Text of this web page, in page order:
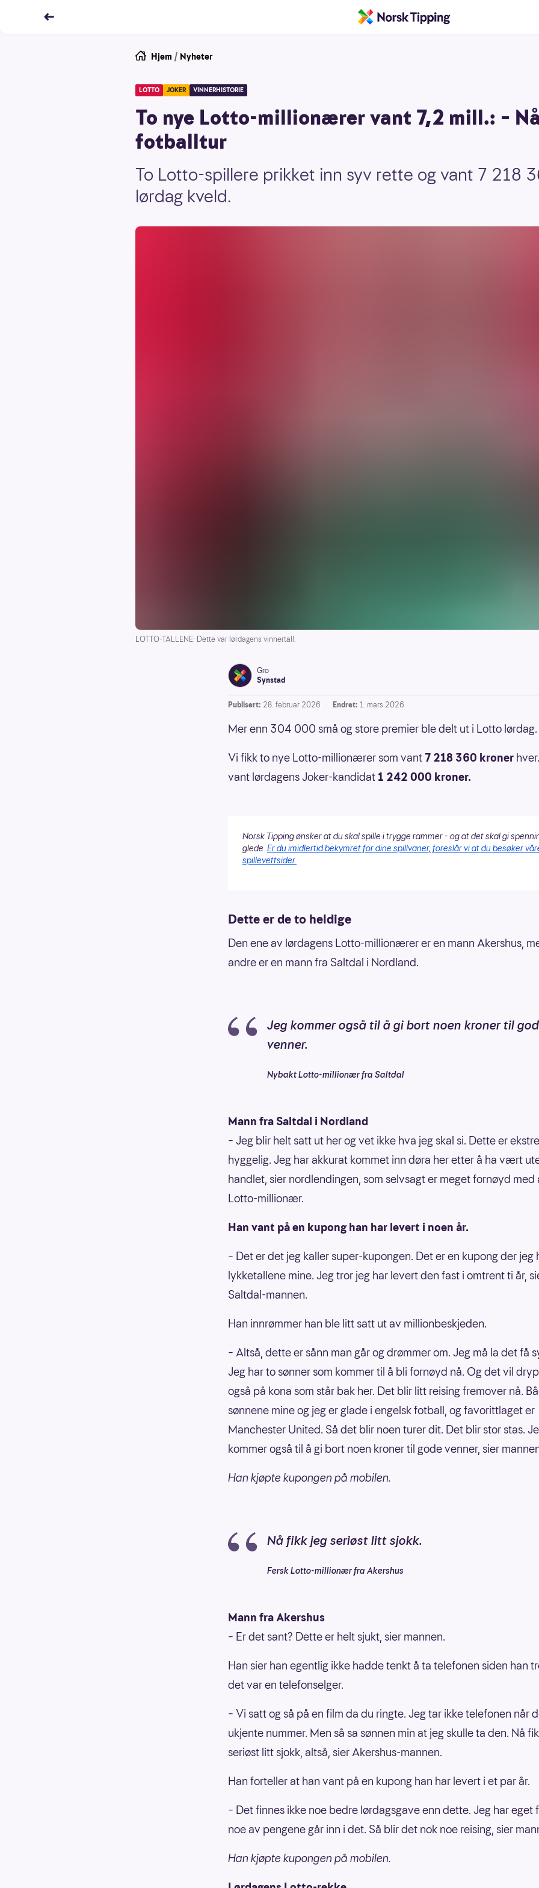
Hjem / Nyheter
LOTTO JOKER VINNERHISTORIE
To nye Lotto-millionærer vant 7,2 mill.: –
fotballtur
To Lotto-spillere prikket inn syv rette og vant 7 218
lørdag kveld.
LOTTO-TALLENE: Dette var lørdagens vinnertall.
Gro
Synstad
Publisert: 28. februar 2026 Endret: 1. mars 2026
Mer enn 304 000 små og store premier ble delt ut i Lotto lørdag.
Vi fikk to nye Lotto-millionærer som vant7 218 360 kroner
vant lørdagens Joker-kandidat1 242 000 kroner.
Norsk Tipping ønsker at du skal spille i trygge rammer - og at det skal gi
glede. Er du imidlertid bekymret for dine spillvaner, foreslår vi at du besøker
spillevettsider.
Dette er de to heldige
Den ene av lørdagens Lotto-millionærer er en mann Akershus,
andre er en mann fra Saltdal i Nordland.
Jeg kommer også til å gi bort noen kroner til
venner.
Nybakt Lotto-millionær fra Saltdal
Mann fra Saltdal i Nordland
– Jeg blir helt satt ut her og vet ikke hva jeg skal si. Dette er
hyggelig. Jeg har akkurat kommet inn døra her etter å ha vært
handlet, sier nordlendingen, som selvsagt er meget fornøyd med
Lotto-millionær.
Han vant på en kupong han har levert i noen år.
– Det er det jeg kaller super-kupongen. Det er en kupong der jeg
lykketallene mine. Jeg tror jeg har levert den fast i omtrent ti år,
Saltdal-mannen.
Han innrømmer han ble litt satt ut av millionbeskjeden.
– Altså, dette er sånn man går og drømmer om. Jeg må la det få
Jeg har to sønner som kommer til å bli fornøyd nå. Og det vil
også på kona som står bak her. Det blir litt reising fremover nå.
sønnene mine og jeg er glade i engelsk fotball, og favorittlaget er
Manchester United. Så det blir noen turer dit. Det blir stor stas.
kommer også til å gi bort noen kroner til gode venner, sier
Han kjøpte kupongen på mobilen.
Nå fikk jeg seriøst litt sjokk.
Fersk Lotto-millionær fra Akershus
Mann fra Akershus
– Er det sant? Dette er helt sjukt, sier mannen.
Han sier han egentlig ikke hadde tenkt å ta telefonen siden han
det var en telefonselger.
– Vi satt og så på en film da du ringte. Jeg tar ikke telefonen når
ukjente nummer. Men så sa sønnen min at jeg skulle ta den. Nå
seriøst litt sjokk, altså, sier Akershus-mannen.
Han forteller at han vant på en kupong han har levert i et par år.
– Det finnes ikke noe bedre lørdagsgave enn dette. Jeg har eget
noe av pengene går inn i det. Så blir det nok noe reising, sier
Han kjøpte kupongen på mobilen.